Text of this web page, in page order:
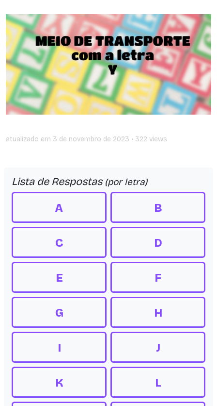
atualizado em 3 de novembro de 2023 • 322 views
Lista de Respostas (por letra)
A B
C D
E F
G H
I J
K L